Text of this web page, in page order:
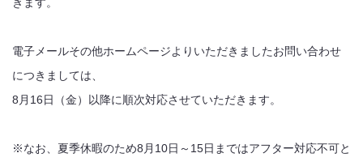
きます。
電子メールその他ホームページよりいただきましたお問い合わせ
につきましては、
8月16日（金）以降に順次対応させていただきます。
※なお、夏季休暇のため8月10日～15日まではアフター対応不可と